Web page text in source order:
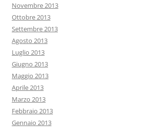
Novembre 2013
Ottobre 2013
Settembre 2013
Agosto 2013
Luglio 2013
Giugno 2013
Maggio 2013
Aprile 2013
Marzo 2013
Febbraio 2013
Gennaio 2013